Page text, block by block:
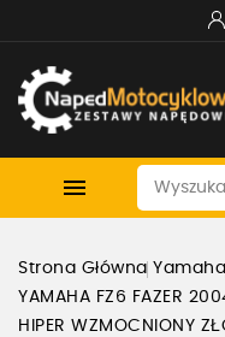

Strona Główna Yamaha
YAMAHA FZ6 FAZER
HIPER WZMOCNIONY